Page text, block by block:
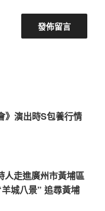
演出時S包養行情
人走進廣州市黃埔區
城八景” 追尋黃埔